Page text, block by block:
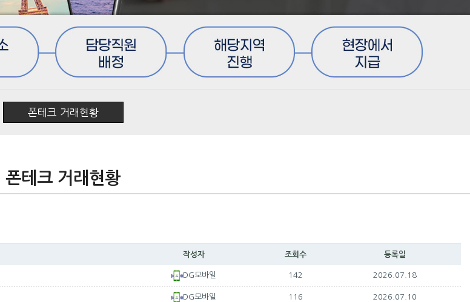
폰테크 거래현황
폰테크 거래현황
작성자 조회수 등록일
DG모바일 142 2026.07.18
DG모바일 116 2026.07.10